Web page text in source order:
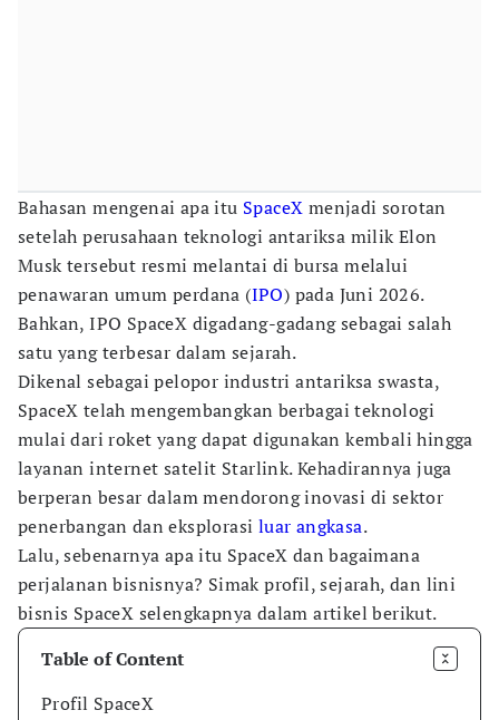
Bahasan mengenai apa itu SpaceX menjadi sorotan
setelah perusahaan teknologi antariksa milik Elon
Musk tersebut resmi melantai di bursa melalui
penawaran umum perdana (IPO) pada Juni 2026.
Bahkan, IPO SpaceX digadang-gadang sebagai salah
satu yang terbesar dalam sejarah.
Dikenal sebagai pelopor industri antariksa swasta,
SpaceX telah mengembangkan berbagai teknologi
mulai dari roket yang dapat digunakan kembali hingga
layanan internet satelit Starlink. Kehadirannya juga
berperan besar dalam mendorong inovasi di sektor
penerbangan dan eksplorasi luar angkasa.
Lalu, sebenarnya apa itu SpaceX dan bagaimana
perjalanan bisnisnya? Simak profil, sejarah, dan lini
bisnis SpaceX selengkapnya dalam artikel berikut.
Table of Content
Profil SpaceX